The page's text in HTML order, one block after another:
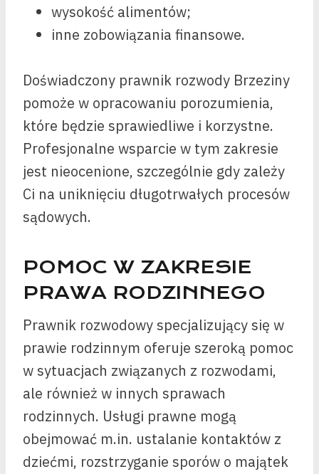
wysokość alimentów;
inne zobowiązania finansowe.
Doświadczony prawnik rozwody Brzeziny
pomoże w opracowaniu porozumienia,
które będzie sprawiedliwe i korzystne.
Profesjonalne wsparcie w tym zakresie
jest nieocenione, szczególnie gdy zależy
Ci na uniknięciu długotrwałych procesów
sądowych.
POMOC W ZAKRESIE
PRAWA RODZINNEGO
Prawnik rozwodowy specjalizujący się w
prawie rodzinnym oferuje szeroką pomoc
w sytuacjach związanych z rozwodami,
ale również w innych sprawach
rodzinnych. Usługi prawne mogą
obejmować m.in. ustalanie kontaktów z
dziećmi, rozstrzyganie sporów o majątek